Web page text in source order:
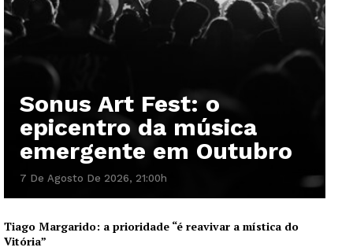
Sonus Art Fest: o
epicentro da música
emergente em Outubro
7 De Agosto De 2026, 21:00h
Tiago Margarido: a prioridade “é reavivar a mística do
Vitória”